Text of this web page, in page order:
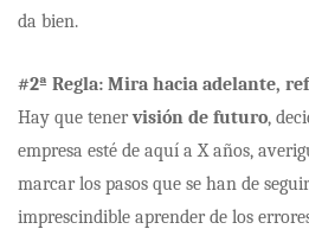
da bien.
#2ª Regla: Mira hacia adelante,
Hay que tenervisión de futuro,
empresa esté de aquí a X años,
marcar los pasos que se han de
imprescindible aprender de los